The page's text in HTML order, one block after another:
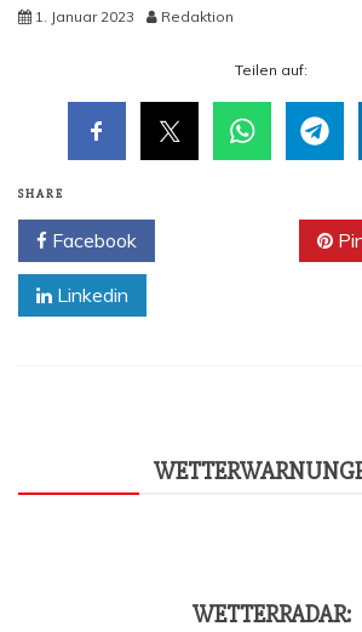
1. Januar 2023 Redaktion
Tei­len auf:
SHARE
Facebook
Linkedin
WET­TER­RA­DAR: